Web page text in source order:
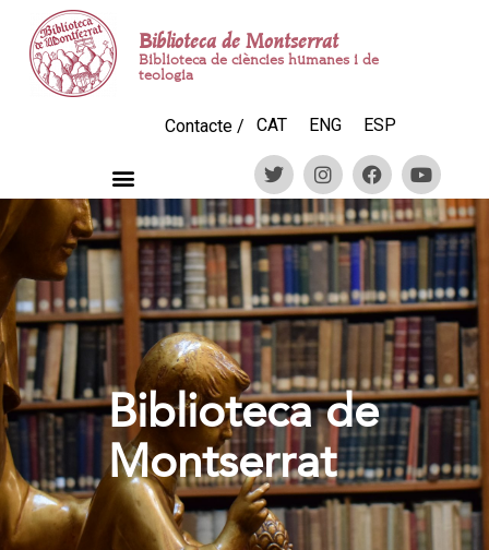
Biblioteca de Montserrat
Biblioteca de ciències humanes i de
teologia
Contacte / CAT ENG ESP
Biblioteca de
Montserrat